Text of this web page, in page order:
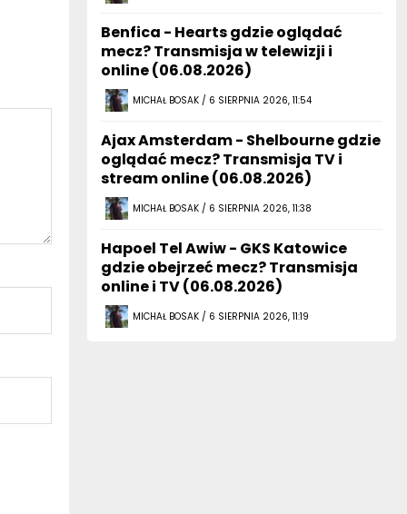
Benfica - Hearts gdzie oglądać
mecz? Transmisja w telewizji i
online (06.08.2026)
MICHAŁ BOSAK / 6 SIERPNIA 2026, 11:54
Ajax Amsterdam - Shelbourne gdzie
oglądać mecz? Transmisja TV i
stream online (06.08.2026)
MICHAŁ BOSAK / 6 SIERPNIA 2026, 11:38
Hapoel Tel Awiw - GKS Katowice
gdzie obejrzeć mecz? Transmisja
online i TV (06.08.2026)
MICHAŁ BOSAK / 6 SIERPNIA 2026, 11:19